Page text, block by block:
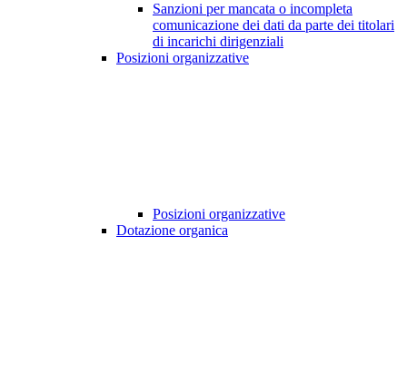
Sanzioni per mancata o incompleta
comunicazione dei dati da parte dei titolari
di incarichi dirigenziali
Posizioni organizzative
Posizioni organizzative
Dotazione organica